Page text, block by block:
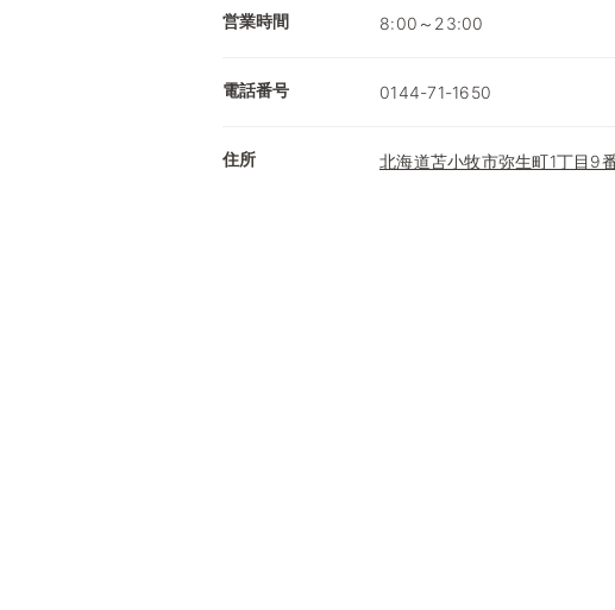
営業時間 8:00～23:00
電話番号 0144-71-1650
住所 北海道苫小牧市弥生町1丁目9